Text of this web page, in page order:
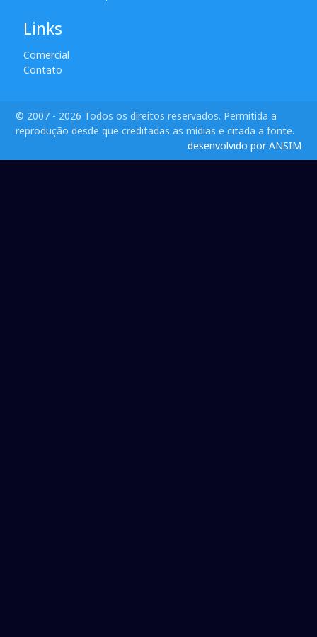
Links
Comercial
Contato
© 2007 - 2026 Todos os direitos reservados. Permitida a
reprodução desde que creditadas as mídias e citada a fonte.
desenvolvido por ANSIM